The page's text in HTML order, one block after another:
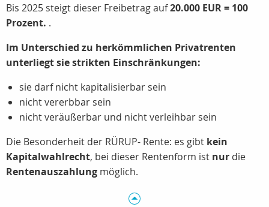
Bis 2025 steigt dieser Freibetrag auf20.000 EUR = 100
Prozent. .
Im Unterschied zu herkömmlichen Privatrenten
unterliegt sie strikten Einschränkungen:
sie darf nicht kapitalisierbar sein
nicht vererbbar sein
nicht veräußerbar und nicht verleihbar sein
Die Besonderheit der RÜRUP- Rente: es gibt kein
Kapitalwahlrecht, bei dieser Rentenform ist nur die
Rentenauszahlung möglich.